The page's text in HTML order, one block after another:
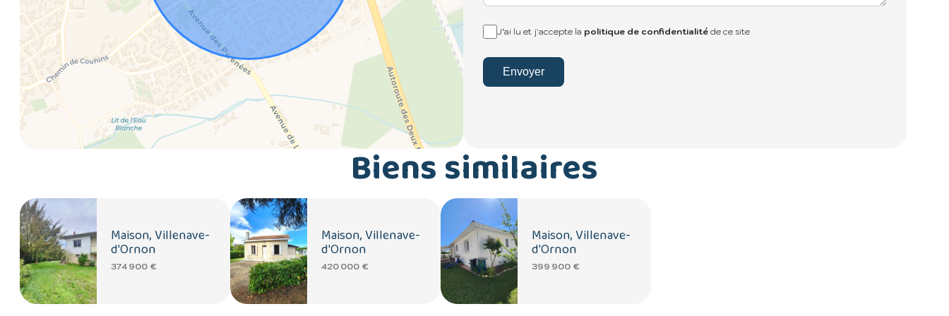
J’ai lu et j'accepte la politique de confidentialité de ce site
Envoyer
Biens similaires
Maison, Villenave-
d'Ornon
374 900 €
Maison, Villenave-
d'Ornon
420 000 €
Maison, Villenave-
d'Ornon
399 900 €